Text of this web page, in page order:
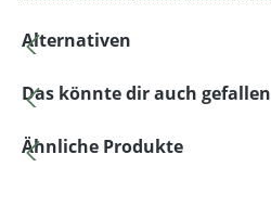
Produktgalerie überspringen
Alternativen
Produktgalerie überspringen
Das könnte dir auch gefallen
Produktgalerie überspringen
Ähnliche Produkte